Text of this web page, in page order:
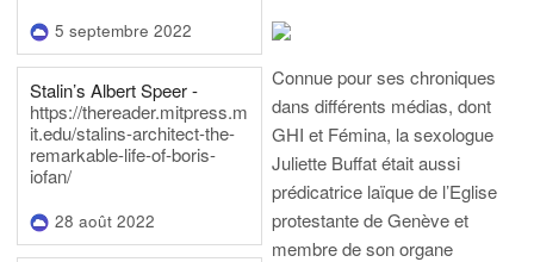
5 septembre 2022
Stalin’s Albert Speer -
https://thereader.mitpress.m
it.edu/stalins-architect-the-
remarkable-life-of-boris-
iofan/
28 août 2022
Connue pour ses chroniques
dans différents médias, dont
GHI et Fémina, la sexologue
Juliette Buffat était aussi
prédicatrice laïque de l’Eglise
protestante de Genève et
membre de son organe